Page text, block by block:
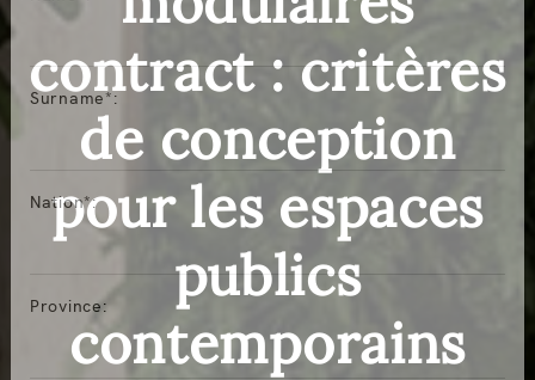
contract : critères
de conception
pour les espaces
publics
contemporains
Surname*:
Nation*:
Province: